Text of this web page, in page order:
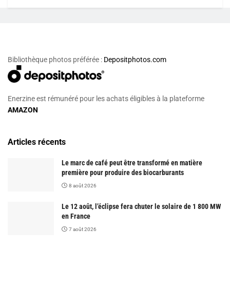
Bibliothèque photos préférée : Depositphotos.com
Enerzine est rémunéré pour les achats éligibles à la plateforme
AMAZON
Articles récents
Le marc de café peut être transformé en matière
première pour produire des biocarburants
8 août 2026
Le 12 août, l’éclipse fera chuter le solaire de 1 800 MW
en France
7 août 2026